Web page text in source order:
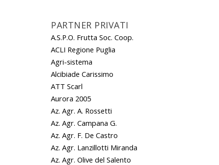
PARTNER PRIVATI
A.S.P.O. Frutta Soc. Coop.
ACLI Regione Puglia
Agri-sistema
Alcibiade Carissimo
ATT Scarl
Aurora 2005
Az. Agr. A. Rossetti
Az. Agr. Campana G.
Az. Agr. F. De Castro
Az. Agr. Lanzillotti Miranda
Az. Agr. Olive del Salento